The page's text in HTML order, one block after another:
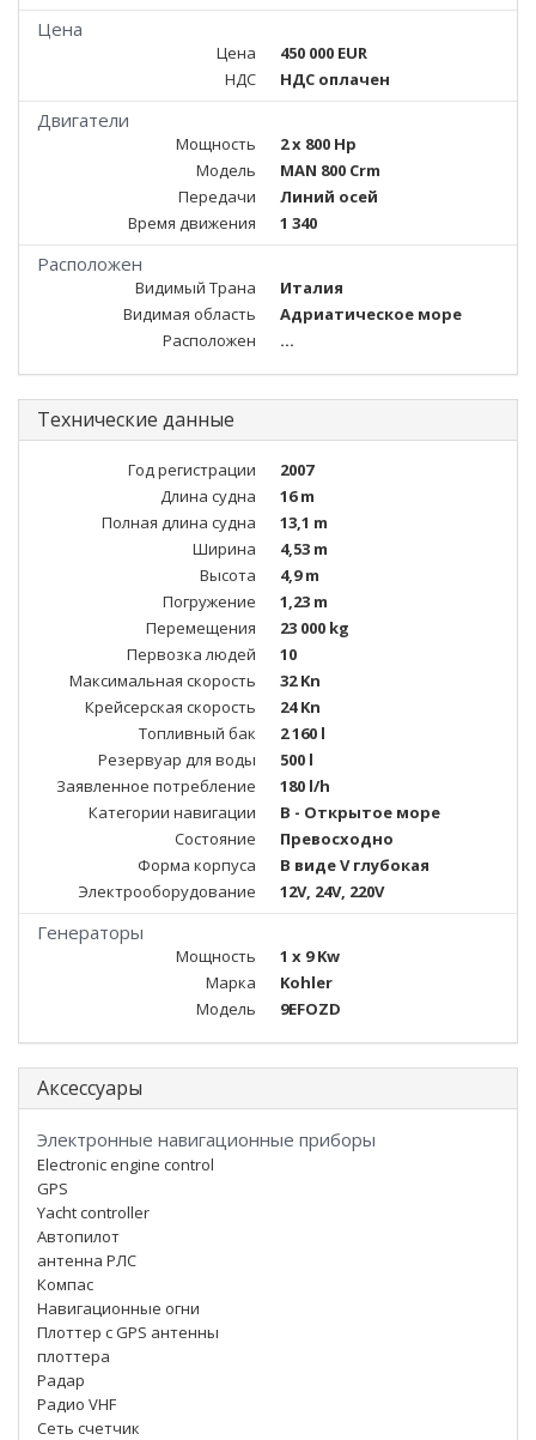
Цена
Цена
450 000 EUR
НДС
НДС оплачен
Двигатели
Мощность
2 x 800 Hp
Модель
MAN 800 Crm
Передачи
Линий осей
Время движения
1 340
Расположен
Видимый Трана
Италия
Видимая область
Адриатическое море
Расположен
...
Технические данные
Год регистрации
2007
Длина судна
16 m
Полная длина судна
13,1 m
Ширина
4,53 m
Высота
4,9 m
Погружение
1,23 m
Перемещения
23 000 kg
Первозка людей
10
Максимальная скорость
32 Kn
Крейсерская скорость
24 Kn
Топливный бак
2 160 l
Резервуар для воды
500 l
Заявленное потребление
180 l/h
Категории навигации
B - Открытое море
Состояние
Превосходно
Форма корпуса
В виде V глубокая
Электрооборудование
12V, 24V, 220V
Генераторы
Мощность
1 x 9 Kw
Марка
Kohler
Модель
9EFOZD
Аксессуары
Электронные навигационные приборы
Electronic engine control
GPS
Yacht controller
Автопилот
антенна РЛС
Компас
Навигационные огни
Плоттер с GPS антенны
плоттера
Радар
Радио VHF
Сеть счетчик